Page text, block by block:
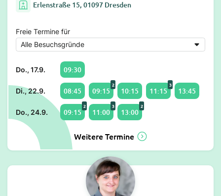
Erlenstraße 15, 01097 Dresden
Freie Termine für
Do., 17.9. 09:30
Di., 22.9. 08:45 09:15
2
10:15 11:15
3
13:45
Do., 24.9. 09:15
2
11:00
3
13:00
2
Weitere Termine